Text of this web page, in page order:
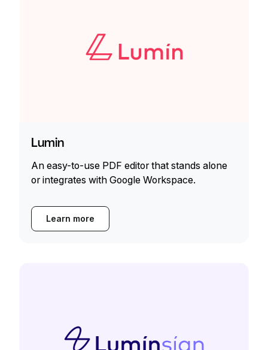
Lumin
An easy-to-use PDF editor that stands alone
or integrates with Google Workspace.
Learn more